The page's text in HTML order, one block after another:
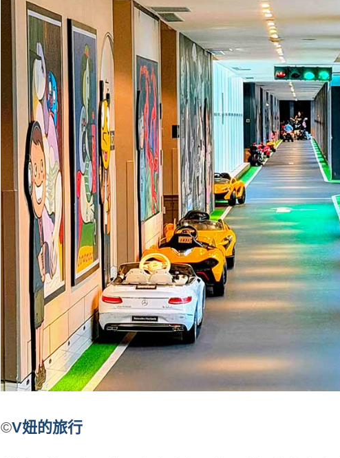
©V妞的旅行